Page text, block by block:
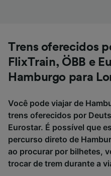
Trens oferecidos
FlixTrain, ÖBB e
Hamburgo para
Você pode viajar de
trens oferecidos por
Eurostar. É possível que
percurso direto de
ao procurar por bilhetes,
trocar de trem durante a